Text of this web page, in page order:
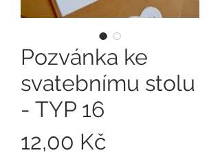
Pozvánka ke
svatebnímu stolu
- TYP 16
12,00 Kč